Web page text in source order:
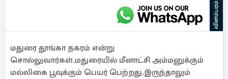
விளம்பரம்
மதுரை தூங்கா நகரம் என்று
சொல்லுவார்கள்.மதுரையில் மீனாட்சி அம்மனுக்கும்
மல்லிகை பூவுக்கும் பெயர் பெற்றது.இருந்தாலும்